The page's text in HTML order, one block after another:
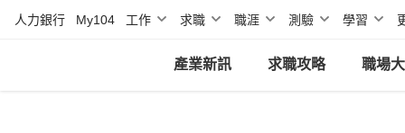
人力銀行 My104 工作 求職 職涯 測驗 學習
產業新訊 求職攻略 職場